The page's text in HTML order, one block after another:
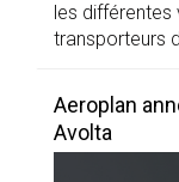
les différentes
transporteurs
Aeroplan
Avolta